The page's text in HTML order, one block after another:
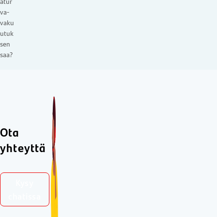
va-
vaku
utuk
sen
saa?
Ota
yhteyttä